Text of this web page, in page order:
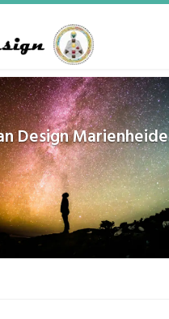
DesignMarienheide